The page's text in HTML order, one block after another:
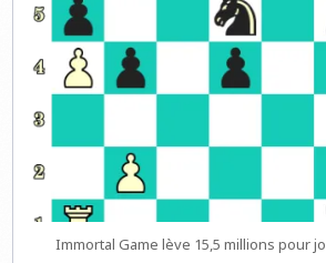
Immortal Game lève 15,5 millions pour